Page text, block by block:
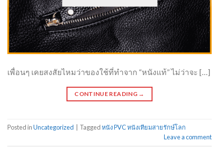
เพื่อนๆ เคยสงสัยไหมว่าของใช้ที่ทำจาก “หนังแท้” ไม่ว่าจะ […]
CONTINUE READING →
Posted inUncategorized Taggedหนัง PVC หนังเทียมสายรักษ์โลก
Leave a comment